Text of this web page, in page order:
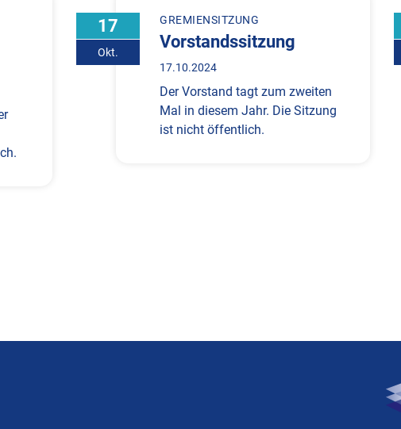
17
Okt.
GREMIENSITZUNG
Vorstandssitzung
17.10.2024
Der Vorstand tagt zum zweiten
Mal in diesem Jahr. Die Sitzung
ist nicht öffentlich.